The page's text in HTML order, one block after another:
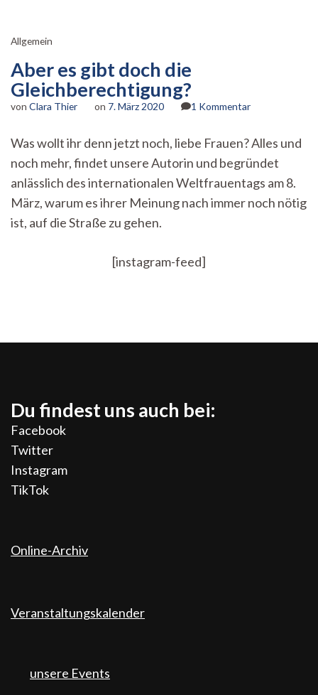
Allgemein
Aber es gibt doch die
Gleichberechtigung?
von Clara Thier on 7. März 2020 1 Kommentarzu
gibt
doch
Was wollt ihr denn jetzt noch, liebe Frauen? Alles und
noch mehr, findet unsere Autorin und begründet
anlässlich des internationalen Weltfrauentags am 8.
März, warum es ihrer Meinung nach immer noch nötig
ist, auf die Straße zu gehen.
[instagram-feed]
Du findest uns auch bei:
Facebook
Twitter
Instagram
TikTok
Online-Archiv
Veranstaltungskalender
unsere Events